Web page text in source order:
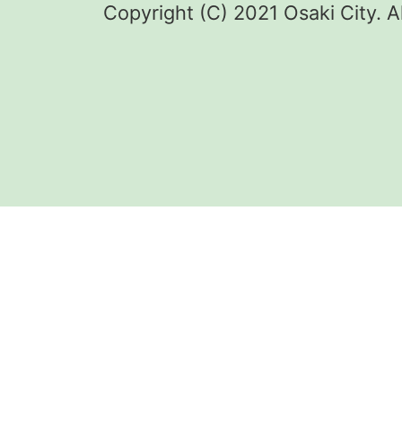
Copyright (C) 2021 Osaki City.